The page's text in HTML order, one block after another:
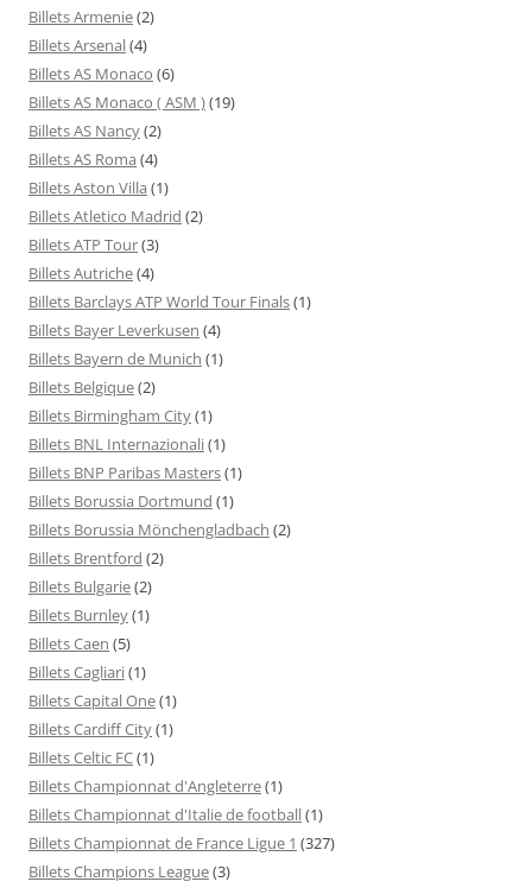
Billets Armenie(2)
Billets Arsenal(4)
Billets AS Monaco (6)
Billets AS Monaco ( ASM )(19)
Billets AS Nancy(2)
Billets AS Roma (4)
Billets Aston Villa (1)
Billets Atletico Madrid (2)
Billets ATP Tour(3)
Billets Autriche(4)
Billets Barclays ATP World Tour Finals(1)
Billets Bayer Leverkusen (4)
Billets Bayern de Munich (1)
Billets Belgique(2)
Billets Birmingham City(1)
Billets BNL Internazionali(1)
Billets BNP Paribas Masters(1)
Billets Borussia Dortmund (1)
Billets Borussia Mönchengladbach (2)
Billets Brentford (2)
Billets Bulgarie(2)
Billets Burnley(1)
Billets Caen (5)
Billets Cagliari(1)
Billets Capital One(1)
Billets Cardiff City(1)
Billets Celtic FC(1)
Billets Championnat d'Angleterre(1)
Billets Championnat d'Italie de football(1)
Billets Championnat de France Ligue 1 (327)
Billets Champions League(3)